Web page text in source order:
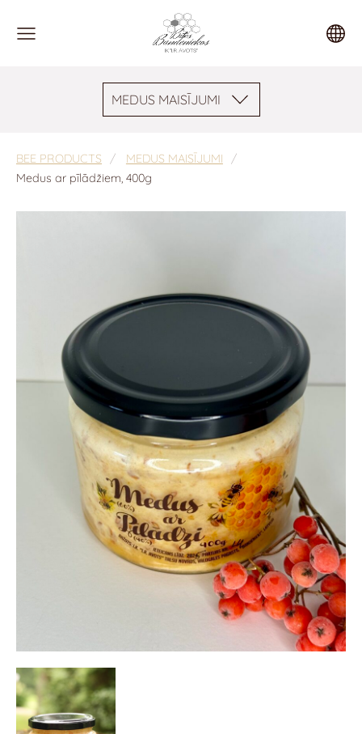
MEDUS MAISĪJUMI
BEE PRODUCTS
MEDUS MAISĪJUMI
Medus ar pīlādžiem, 400g